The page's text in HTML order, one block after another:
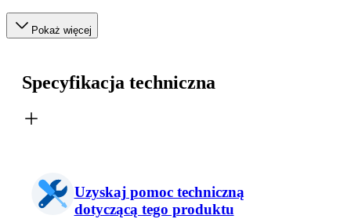
Pokaż więcej
Specyfikacja techniczna
Uzyskaj pomoc techniczną
dotyczącą tego produktu